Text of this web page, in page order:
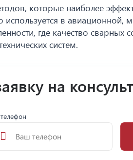
которые наиболее
в авиационной,
где качество сварных
систем.
на